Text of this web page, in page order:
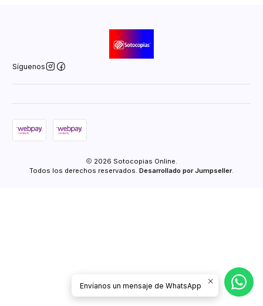
Síguenos
2026 Sotocopias Online.
Todos los derechos reservados. Desarrollado por Jumpseller.
Envíanos un mensaje de WhatsApp